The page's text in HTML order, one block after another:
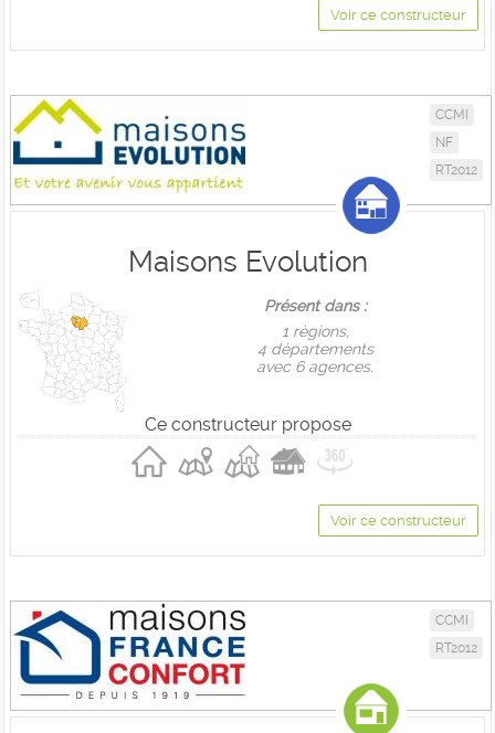
Voir ce constructeur
CCMI
NF
RT2012
Maisons Evolution
Présent dans :
1 règions,
4 départements
avec 6 agences.
Ce constructeur propose
Voir ce constructeur
CCMI
RT2012